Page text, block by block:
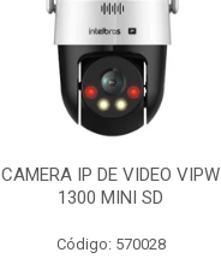
CAMERA IP DE VIDEO VIPW
1300 MINI SD
Código: 570028